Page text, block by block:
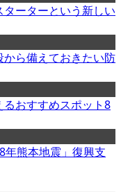
ーターという新しい
ら備えておきたい防
おすすめスポット8
年熊本地震」復興支